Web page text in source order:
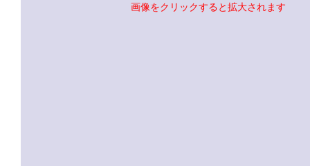
画像をクリックすると拡大されます